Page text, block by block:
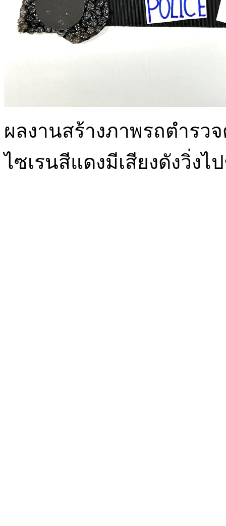
ผลงานสร้างภาพรถตำรว
ไซเรนสีแดงมีเสียงดังวิ่ง